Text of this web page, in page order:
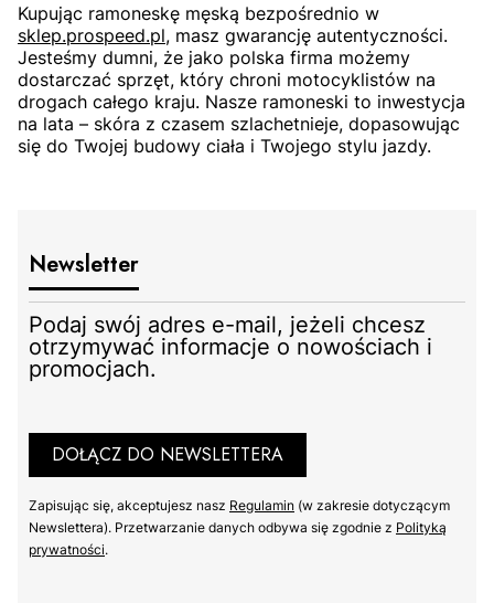
Kupując ramoneskę męską bezpośrednio w
sklep.prospeed.pl, masz gwarancję autentyczności.
Jesteśmy dumni, że jako polska firma możemy
dostarczać sprzęt, który chroni motocyklistów na
drogach całego kraju. Nasze ramoneski to inwestycja
na lata – skóra z czasem szlachetnieje, dopasowując
się do Twojej budowy ciała i Twojego stylu jazdy.
Newsletter
Podaj swój adres e-mail, jeżeli chcesz
otrzymywać informacje o nowościach i
promocjach.
DOŁĄCZ DO NEWSLETTERA
Zapisując się, akceptujesz nasz ​ Regulamin ​​​ (w zakresie dotyczącym
Newslettera). Przetwarzanie danych odbywa się zgodnie z ​ Polityką
prywatności​​​.